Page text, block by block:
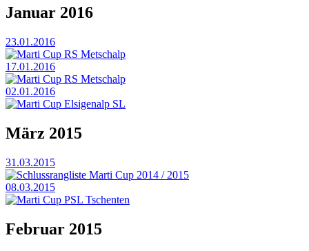
Januar 2016
23.01.2016
Marti Cup RS Metschalp
17.01.2016
Marti Cup RS Metschalp
02.01.2016
Marti Cup Elsigenalp SL
März 2015
31.03.2015
Schlussrangliste Marti Cup 2014 / 2015
08.03.2015
Marti Cup PSL Tschenten
Februar 2015